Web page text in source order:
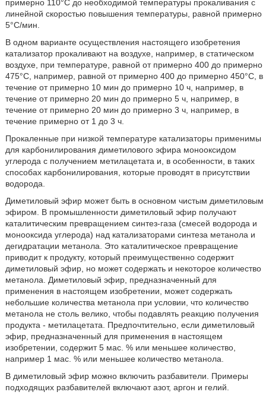
примерно 110°С до необходимой температуры прокаливания с
линейной скоростью повышения температуры, равной примерно
5°С/мин.
В одном варианте осуществления настоящего изобретения
катализатор прокаливают на воздухе, например, в статическом
воздухе, при температуре, равной от примерно 400 до примерно
475°С, например, равной от примерно 400 до примерно 450°С, в
течение от примерно 10 мин до примерно 10 ч, например, в
течение от примерно 20 мин до примерно 5 ч, например, в
течение от примерно 20 мин до примерно 3 ч, например, в
течение примерно от 1 до 3 ч.
Прокаленные при низкой температуре катализаторы применимы
для карбонилирования диметилового эфира монооксидом
углерода с получением метилацетата и, в особенности, в таких
способах карбонилирования, которые проводят в присутствии
водорода.
Диметиловый эфир может быть в основном чистым диметиловым
эфиром. В промышленности диметиловый эфир получают
каталитическим превращением синтез-газа (смесей водорода и
монооксида углерода) над катализаторами синтеза метанола и
дегидратации метанола. Это каталитическое превращение
приводит к продукту, который преимущественно содержит
диметиловый эфир, но может содержать и некоторое количество
метанола. Диметиловый эфир, предназначенный для
применения в настоящем изобретении, может содержать
небольшие количества метанола при условии, что количество
метанола не столь велико, чтобы подавлять реакцию получения
продукта - метилацетата. Предпочтительно, если диметиловый
эфир, предназначенный для применения в настоящем
изобретении, содержит 5 мас. % или меньшее количество,
например 1 мас. % или меньшее количество метанола.
В диметиловый эфир можно включить разбавители. Примеры
подходящих разбавителей включают азот, аргон и гелий.